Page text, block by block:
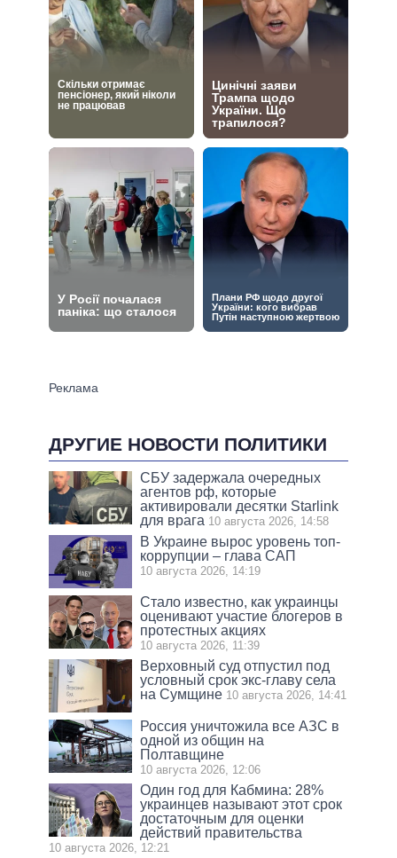
ДРУГИЕ НОВОСТИ ПОЛИТИКИ
СБУ задержала очередных
агентов рф, которые
активировали десятки Starlink
для врага 10 августа 2026, 14:58
В Украине вырос уровень топ-
коррупции – глава САП
10 августа 2026, 14:19
Стало известно, как украинцы
оценивают участие блогеров в
протестных акциях
10 августа 2026, 11:39
Верховный суд отпустил под
условный срок экс-главу села
на Сумщине 10 августа 2026, 14:41
Россия уничтожила все АЗС в
одной из общин на
Полтавщине
10 августа 2026, 12:06
Один год для Кабмина: 28%
украинцев называют этот срок
достаточным для оценки
действий правительства
10 августа 2026, 12:21